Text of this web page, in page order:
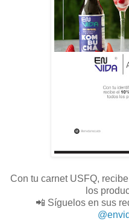
Con tu carnet USFQ,
los
📲 Síguelos en sus